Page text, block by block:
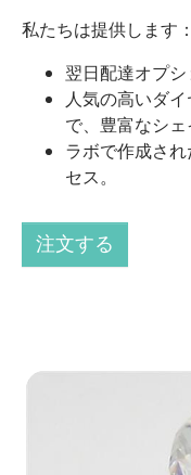
私たちは提供します：
翌日配達オプシ
人気の高いダ
で、豊富なシェ
ラボで作成さ
セス。
注文する